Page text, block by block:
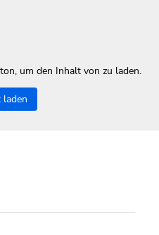
um den Inhalt von zu laden.
laden